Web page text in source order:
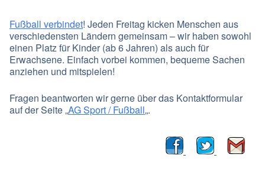
Fußball verbindet! Jeden Freitag kicken Menschen aus
verschiedensten Ländern gemeinsam – wir haben sowohl
einen Platz für Kinder (ab 6 Jahren) als auch für
Erwachsene. Einfach vorbei kommen, bequeme Sachen
anziehen und mitspielen!
Fragen beantworten wir gerne über das Kontaktformular
auf der Seite „AG Sport / Fußball„.